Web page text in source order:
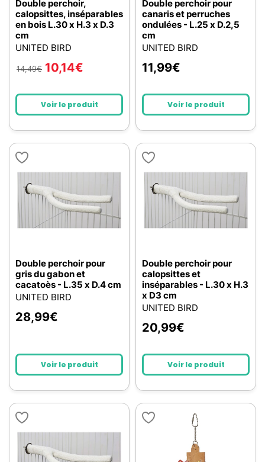
Double perchoir,
calopsittes, inséparables
en bois L.30 x H.3 x D.3
cm
UNITED BIRD
14,49€ 10,14€
Voir le produit
Double perchoir pour
canaris et perruches
ondulées - L.25 x D.2,5
cm
UNITED BIRD
11,99€
Voir le produit
Double perchoir pour
gris du gabon et
cacatoès - L.35 x D.4 cm
UNITED BIRD
28,99€
Voir le produit
Double perchoir pour
calopsittes et
inséparables - L.30 x H.3
x D3 cm
UNITED BIRD
20,99€
Voir le produit